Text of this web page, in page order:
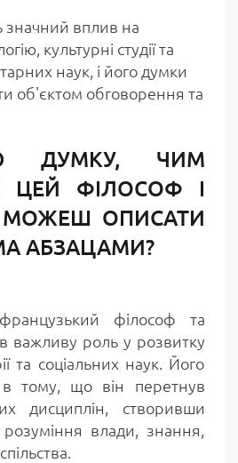
значний вплив на
культурні студії та
наук, і його думки
об'єктом обговорення та
ДУМКУ, ЧИМ
ЦЕЙ ФІЛОСОФ І
МОЖЕШ ОПИСАТИ
АБЗАЦАМИ?
філософ та
важливу роль у розвитку
та соціальних наук. Його
в тому, що він перетнув
дисциплін, створивши
влади, знання,